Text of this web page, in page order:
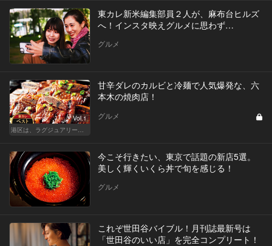
東カレ新米編集部員２人が、麻布台ヒルズ
へ！インスタ映えグルメに思わず…
グルメ
Vol.1
甘辛ダレのカルビと冷麺で人気爆発な、六
本木の焼肉店！
グルメ
今こそ行きたい、東京で話題の新店5選。
美しく輝くいくら丼で旬を感じる！
グルメ
これぞ世田谷バイブル！月刊誌最新号は
「世田谷のいい店」を完全コンプリート！